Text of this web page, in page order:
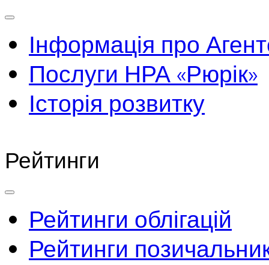
Інформація про
Послуги НРА «Рюрік»
Історія розвитку
Рейтинги
Рейтинги облігацій
Рейтинги